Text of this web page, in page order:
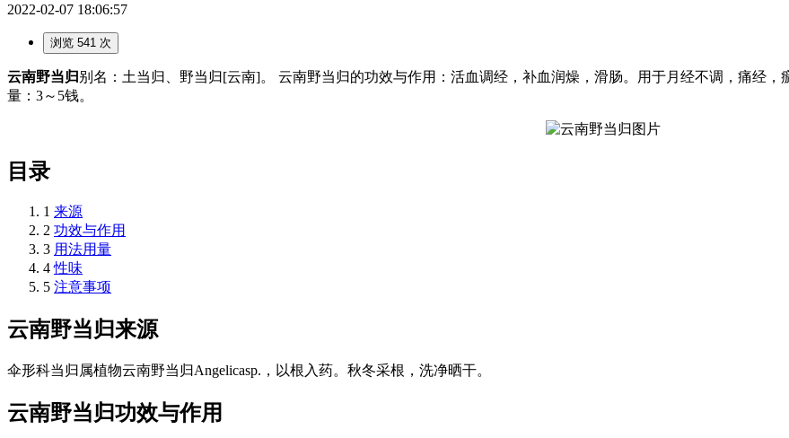
2022-02-07 18:06:57
浏览 541 次
云南野当归 别名：土当归、野当归[云南]。 云南野当归的功效与作用：活血调经，补血润燥，滑肠。用于月经不调，痛经
量：3～5钱。
目录
1 来源
2 功效与作用
3 用法用量
4 性味
5 注意事项
云南野当归来源
伞形科当归属植物云南野当归Angelicasp.，以根入药。秋冬采根，洗净晒干。
云南野当归功效与作用